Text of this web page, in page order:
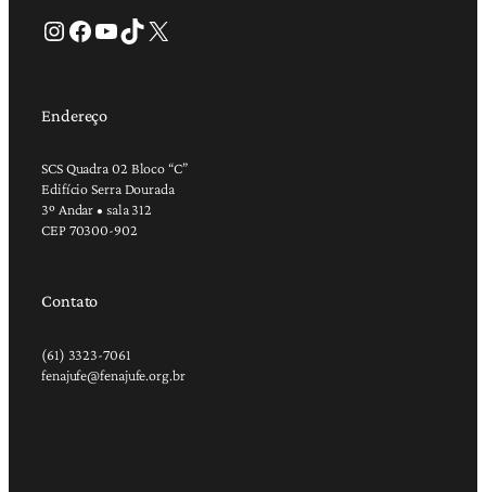
Instagram Facebook Youtube TikTok X
Endereço
SCS Quadra 02 Bloco “C”
Edifício Serra Dourada
3º Andar • sala 312
CEP 70300-902
Contato
(61) 3323-7061
fenajufe@fenajufe.org.br